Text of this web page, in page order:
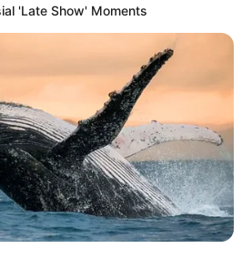
SİYASƏT
bu tarixdə 7
0 0
'Late Show' Moments